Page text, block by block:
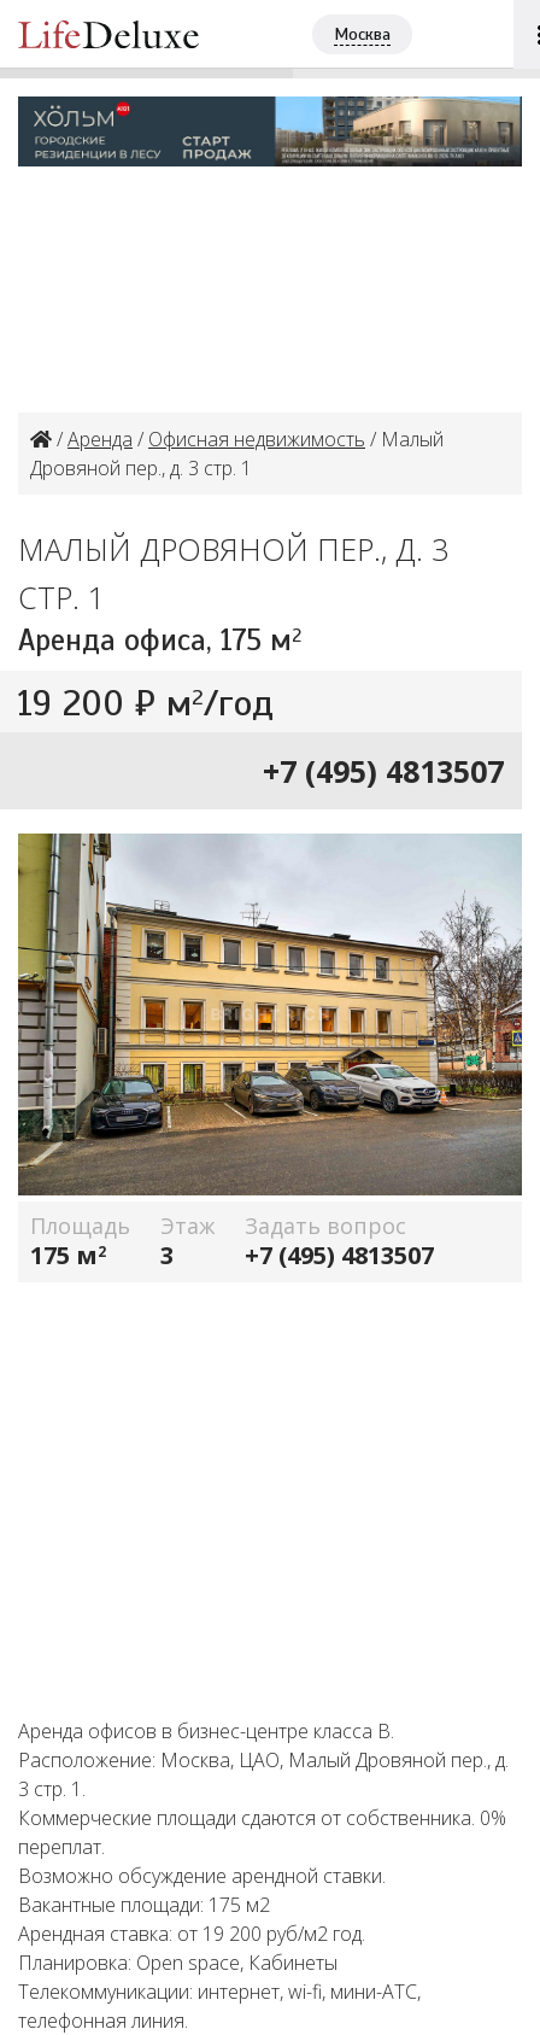
Москва
/Аренда / Офисная недвижимость / Малый
Дровяной пер., д. 3 стр. 1
МАЛЫЙ ДРОВЯНОЙ ПЕР., Д. 3
СТР. 1
Аренда офиса, 175 м2
19 200 ₽ м2/год
+7 (495) 4813507
Площадь
175 м2
Этаж
3
Задать вопрос
+7 (495) 4813507
Аренда офисов в бизнес-центре класса В.
Расположение: Москва, ЦАО, Малый Дровяной пер., д.
3 стр. 1.
Коммерческие площади сдаются от собственника. 0%
переплат.
Возможно обсуждение арендной ставки.
Вакантные площади: 175 м2
Арендная ставка: от 19 200 руб/м2 год.
Планировка: Open space, Кабинеты
Телекоммуникации: интернет, wi-fi, мини-АТС,
телефонная линия.
Малый Дровяной пер., д. 3 стр. 1
+7 (495) 4813507 ПОЗВОНИТЬ